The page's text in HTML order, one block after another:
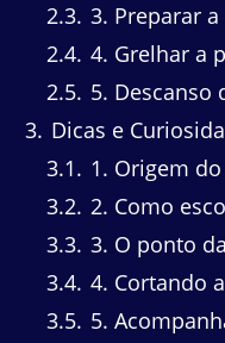
2.3 3. Preparar
2.4 4. Grelhar a
2.5 5. Descanso
3 Dicas e
3.1
1. Origem
3.2 2. Como
3.3 3. O ponto
3.4 4. Cortando
3.5 5.